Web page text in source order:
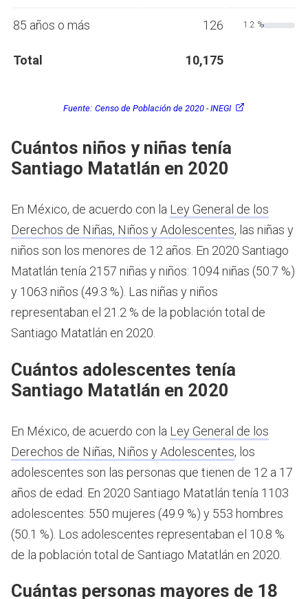
85 años o más 126 1.2 %
Total 10,175
Fuente: Censo de Población de 2020 - INEGI
Cuántos niños y niñas tenía
Santiago Matatlán en 2020
En México, de acuerdo con la Ley General de los
Derechos de Niñas, Niños y Adolescentes, las niñas y
niños son los menores de 12 años. En 2020 Santiago
Matatlán tenía 2157 niñas y niños: 1094 niñas (50.7 %)
y 1063 niños (49.3 %). Las niñas y niños
representaban el 21.2 % de la población total de
Santiago Matatlán en 2020.
Cuántos adolescentes tenía
Santiago Matatlán en 2020
En México, de acuerdo con la Ley General de los
Derechos de Niñas, Niños y Adolescentes, los
adolescentes son las personas que tienen de 12 a 17
años de edad. En 2020 Santiago Matatlán tenía 1103
adolescentes: 550 mujeres (49.9 %) y 553 hombres
(50.1 %). Los adolescentes representaban el 10.8 %
de la población total de Santiago Matatlán en 2020.
Cuántas personas mayores de 18